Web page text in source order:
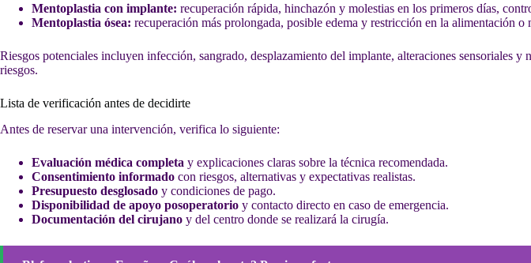
Mentoplastia con implante: recuperación rápida, hinchazón y molestias en los primeros días,
Mentoplastia ósea: recuperación más prolongada, posible edema y restricción en la alimentación
Riesgos potenciales incluyen infección, sangrado, desplazamiento del implante, alteraciones sensoriales
riesgos.
Lista de verificación antes de decidirte
Antes de reservar una intervención, verifica lo siguiente:
Evaluación médica completa y explicaciones claras sobre la técnica recomendada.
Consentimiento informado con riesgos, alternativas y expectativas realistas.
Presupuesto desglosado y condiciones de pago.
Disponibilidad de apoyo posoperatorio y contacto directo en caso de emergencia.
Documentación del cirujano y del centro donde se realizará la cirugía.